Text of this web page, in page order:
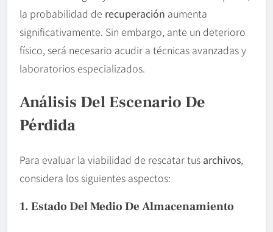
la probabilidad de recuperación aumenta
significativamente. Sin embargo, ante un deterioro
físico, será necesario acudir a técnicas avanzadas y
laboratorios especializados.
Análisis Del Escenario De
Pérdida
Para evaluar la viabilidad de rescatar tus archivos,
considera los siguientes aspectos:
1. Estado Del Medio De Almacenamiento